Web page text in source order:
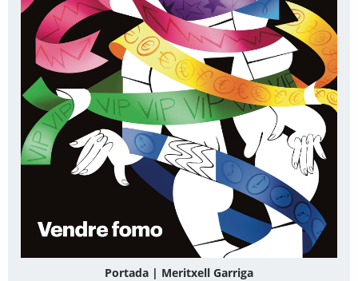
Portada | Meritxell Garriga